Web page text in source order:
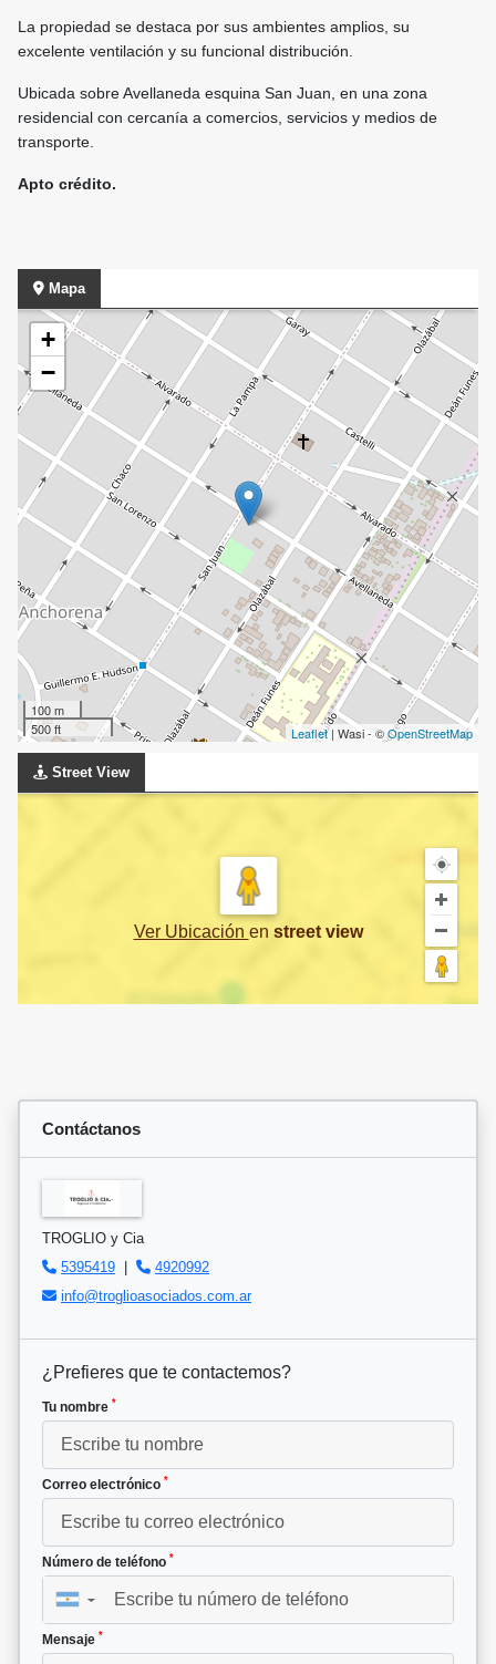
La propiedad se destaca por sus ambientes amplios, su
excelente ventilación y su funcional distribución.
Ubicada sobre Avellaneda esquina San Juan, en una zona
residencial con cercanía a comercios, servicios y medios de
transporte.
Apto crédito.
Mapa
+
−
100 m
500 ft
Leaflet| Wasi - ©OpenStreetMap
Street View
Ver Ubicación en street view
Contáctanos
TROGLIO y Cia
5395419 |
4920992
info@troglioasociados.com.ar
¿Prefieres que te contactemos?
Tu nombre *
Correo electrónico *
Número de teléfono *
▼
Mensaje *